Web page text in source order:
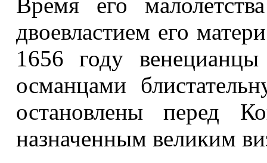
двоевластием его
1656 году
османцами
остановлены перед
назначенным великим